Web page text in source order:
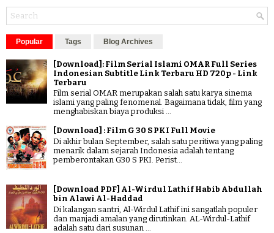
Popular Tags Blog Archives
[Download]: Film Serial Islami OMAR Full Series
Indonesian Subtitle Link Terbaru HD 720p - Link
Terbaru
Film serial OMAR merupakan salah satu karya sinema
islami yang paling fenomenal. Bagaimana tidak, film yang
menghabiskan biaya produksi ...
[Download] : Film G 30 S PKI Full Movie
Di akhir bulan September, salah satu peritiwa yang paling
menarik dalam sejarah Indonesia adalah tentang
pemberontakan G30 S PKI. Perist...
[Download PDF] Al-Wirdul Lathif Habib Abdullah
bin Alawi Al-Haddad
Di kalangan santri, Al-Wirdul Lathif ini sangatlah populer
dan manjadi amalan yang dirutinkan. AL-Wirdul-Lathif
adalah satu dari susunan ...